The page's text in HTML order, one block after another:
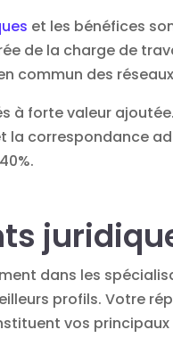
et les bénéfices
de la charge de
commun des
à forte valeur
la correspondance
dans les
profils. Votre
vos